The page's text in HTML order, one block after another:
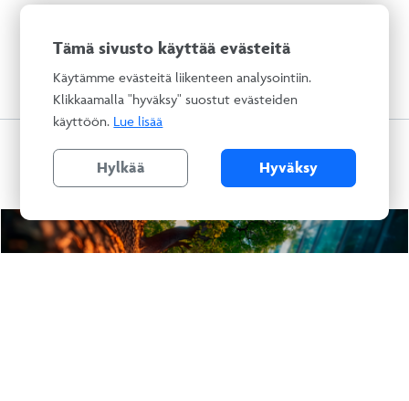
AJANKOHTAISTA
Tämä sivusto käyttää evästeitä
Käytämme evästeitä liikenteen analysointiin.
Klikkaamalla "hyväksy" suostut evästeiden
käyttöön. Lue lisää
Hylkää Hyväksy